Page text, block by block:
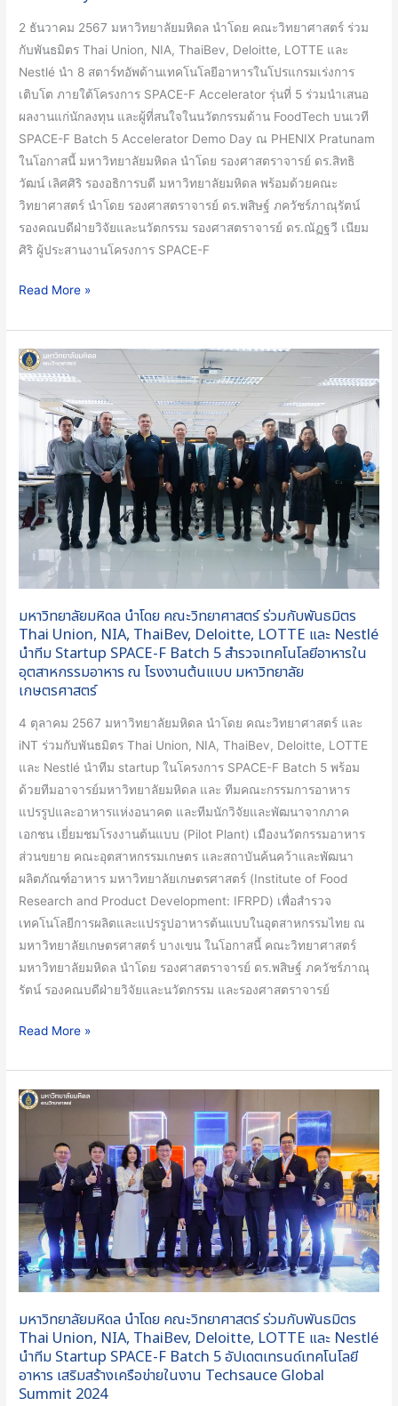
2 ธันวาคม 2567 มหาวิทยาลัยมหิดล นำโดย คณะวิทยาศาสตร์ ร่วม
กับพันธมิตร Thai Union, NIA, ThaiBev, Deloitte, LOTTE และ
Nestlé นำ 8 สตาร์ทอัพด้านเทคโนโลยีอาหารในโปรแกรมเร่งการ
เติบโต ภายใต้โครงการ SPACE-F Accelerator รุ่นที่ 5 ร่วมนำเสนอ
ผลงานแก่นักลงทุน และผู้ที่สนใจในนวัตกรรมด้าน FoodTech บนเวที
SPACE-F Batch 5 Accelerator Demo Day ณ PHENIX Pratunam
ในโอกาสนี้ มหาวิทยาลัยมหิดล นำโดย รองศาสตราจารย์ ดร.สิทธิ
วัฒน์ เลิศศิริ รองอธิการบดี มหาวิทยาลัยมหิดล พร้อมด้วยคณะ
วิทยาศาสตร์ นำโดย รองศาสตราจารย์ ดร.พสิษฐ์ ภควัชร์ภาณุรัตน์
รองคณบดีฝ่ายวิจัยและนวัตกรรม รองศาสตราจารย์ ดร.ณัฏฐวี เนียม
ศิริ ผู้ประสานงานโครงการ SPACE-F
8
สตาร์ท
อัพ
ด้าน
เทคโนโลยี
อาหาร
โชว์
นวัตกรรม
สุด
ล้ำ
ใน
F
Accelerator
Demo
Day
Read More »
มหาวิทยาลัยมหิดล นำโดย คณะวิทยาศาสตร์ ร่วมกับพันธมิตร
Thai Union, NIA, ThaiBev, Deloitte, LOTTE และ Nestlé
นำทีม Startup SPACE-F Batch 5 สำรวจเทคโนโลยีอาหารใน
อุตสาหกรรมอาหาร ณ โรงงานต้นแบบ มหาวิทยาลัย
เกษตรศาสตร์
4 ตุลาคม 2567 มหาวิทยาลัยมหิดล นำโดย คณะวิทยาศาสตร์ และ
iNT ร่วมกับพันธมิตร Thai Union, NIA, ThaiBev, Deloitte, LOTTE
และ Nestlé นำทีม startup ในโครงการ SPACE-F Batch 5 พร้อม
ด้วยทีมอาจารย์มหาวิทยาลัยมหิดล และ ทีมคณะกรรมการอาหาร
แปรรูปและอาหารแห่งอนาคต และทีมนักวิจัยและพัฒนาจากภาค
เอกชน เยี่ยมชมโรงงานต้นแบบ (Pilot Plant) เมืองนวัตกรรมอาหาร
ส่วนขยาย คณะอุตสาหกรรมเกษตร และสถาบันค้นคว้าและพัฒนา
ผลิตภัณฑ์อาหาร มหาวิทยาลัยเกษตรศาสตร์ (Institute of Food
Research and Product Development: IFRPD) เพื่อสำรวจ
เทคโนโลยีการผลิตและแปรรูปอาหารต้นแบบในอุตสาหกรรมไทย ณ
มหาวิทยาลัยเกษตรศาสตร์ บางเขน ในโอกาสนี้ คณะวิทยาศาสตร์
มหาวิทยาลัยมหิดล นำโดย รองศาสตราจารย์ ดร.พสิษฐ์ ภควัชร์ภาณุ
รัตน์ รองคณบดีฝ่ายวิจัยและนวัตกรรม และรองศาสตราจารย์
มหาวิทยาลัย
มหิดล
นำ
วิทยาศาสตร์
ร่วม
กับ
พันธมิตร
Thai
Union,
ThaiBev,
Deloitte,
LOTTE
และ
Startup
เทคโนโลยี
อุตสาหกรรม
ณ
ต้นแบบ
มหาวิทยาลัย
เกษตรศาสตร์
Read More »
มหาวิทยาลัยมหิดล นำโดย คณะวิทยาศาสตร์ ร่วมกับพันธมิตร
Thai Union, NIA, ThaiBev, Deloitte, LOTTE และ Nestlé
นำทีม Startup SPACE-F Batch 5 อัปเดตเทรนด์เทคโนโลยี
อาหาร เสริมสร้างเครือข่ายในงาน Techsauce Global
Summit 2024
มหาวิทยาลัย
คณะ
วิทยาศาสตร์
ร่วม
กับ
พันธมิตร
Union,
NIA,
ThaiBev,
Deloitte,